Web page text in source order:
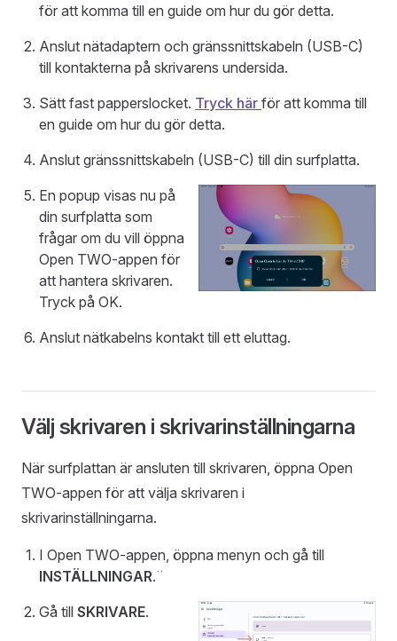
för att komma till en guide om hur du gör detta.
Anslut nätadaptern och gränssnittskabeln (USB-C)
till kontakterna på skrivarens undersida.
Sätt fast papperslocket. Tryck här för att komma till
en guide om hur du gör detta.
Anslut gränssnittskabeln (USB-C) till din surfplatta.
En popup visas nu på
din surfplatta som
frågar om du vill öppna
Open TWO-appen för
att hantera skrivaren.
Tryck på OK.
Anslut nätkabelns kontakt till ett eluttag.
Välj skrivaren i skrivarinställningarna
När surfplattan är ansluten till skrivaren, öppna Open
TWO-appen för att välja skrivaren i
skrivarinställningarna.
I Open TWO-appen, öppna menyn och gå till
INSTÄLLNINGAR.¨
Gå till SKRIVARE.